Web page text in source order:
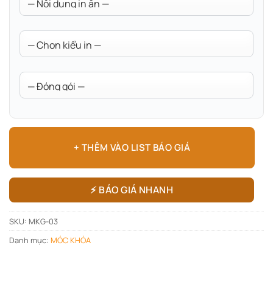
+ THÊM VÀO LIST BÁO GIÁ
⚡ BÁO GIÁ NHANH
SKU: MKG-03
Danh mục: MÓC KHÓA